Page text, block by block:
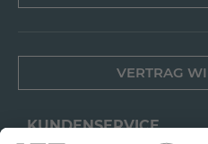
VERTRAG
KUNDENSERVICE